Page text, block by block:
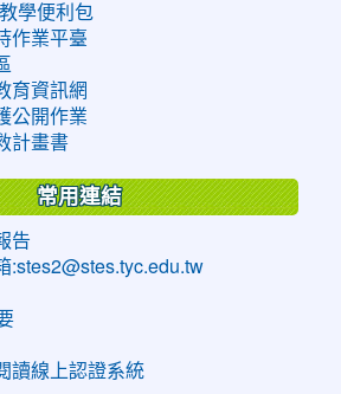
學便利包
作業平臺
育資訊網
公開作業
計畫書
常用連結
告
:stes2@stes.tyc.edu.tw
讀線上認證系統